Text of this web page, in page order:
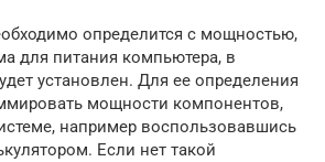
определится с мощностью,
для питания компьютера, в
установлен. Для ее определения
мощности компонентов,
например воспользовавшись
Если нет такой